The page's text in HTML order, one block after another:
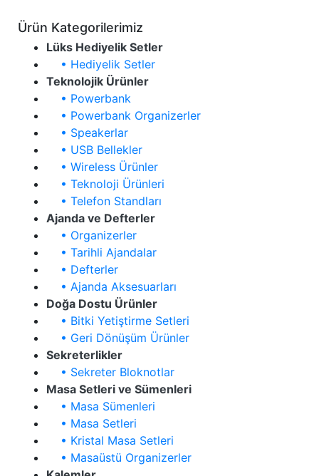
Ürün Kategorilerimiz
Lüks Hediyelik Setler
• Hediyelik Setler
Teknolojik Ürünler
• Powerbank
• Powerbank Organizerler
• Speakerlar
• USB Bellekler
• Wireless Ürünler
• Teknoloji Ürünleri
• Telefon Standları
Ajanda ve Defterler
• Organizerler
• Tarihli Ajandalar
• Defterler
• Ajanda Aksesuarları
Doğa Dostu Ürünler
• Bitki Yetiştirme Setleri
• Geri Dönüşüm Ürünler
Sekreterlikler
• Sekreter Bloknotlar
Masa Setleri ve Sümenleri
• Masa Sümenleri
• Masa Setleri
• Kristal Masa Setleri
• Masaüstü Organizerler